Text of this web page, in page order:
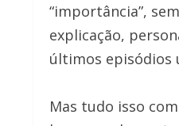
“importância”,
explicação,
últimos episódios
Mas tudo isso